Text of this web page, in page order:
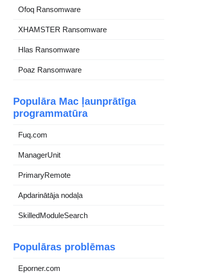
Ofoq Ransomware
XHAMSTER Ransomware
Hlas Ransomware
Poaz Ransomware
Populāra Mac ļaunprātīga
programmatūra
Fuq.com
ManagerUnit
PrimaryRemote
Apdarinātāja nodaļa
SkilledModuleSearch
Populāras problēmas
Eporner.com